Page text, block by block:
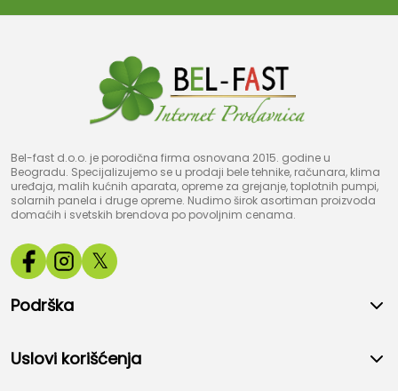
Bel-fast d.o.o. je porodična firma osnovana 2015. godine u
Beogradu. Specijalizujemo se u prodaji bele tehnike, računara, klima
uređaja, malih kućnih aparata, opreme za grejanje, toplotnih pumpi,
solarnih panela i druge opreme. Nudimo širok asortiman proizvoda
domaćih i svetskih brendova po povoljnim cenama.
𝕏
Podrška
Uslovi korišćenja